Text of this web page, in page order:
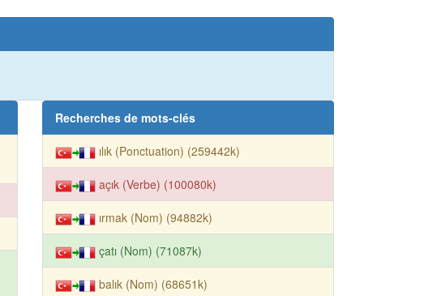
Recherches de mots-clés
ılık (Ponctuation) (259442k)
açık (Verbe) (100080k)
ırmak (Nom) (94882k)
çatı (Nom) (71087k)
balık (Nom) (68651k)